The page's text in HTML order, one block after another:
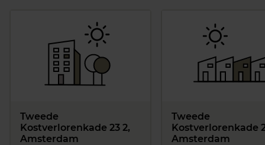
Tweede
Kostverlorenkade 23 2,
Amsterdam
Tweede
Kostverlorenkade
Amsterdam